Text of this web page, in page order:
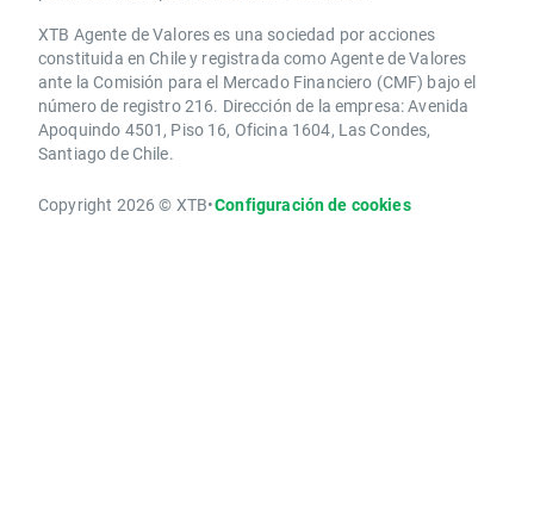
XTB Agente de Valores es una sociedad por acciones
constituida en Chile y registrada como Agente de Valores
ante la Comisión para el Mercado Financiero (CMF) bajo el
número de registro 216. Dirección de la empresa: Avenida
Apoquindo 4501, Piso 16, Oficina 1604, Las Condes,
Santiago de Chile.
Copyright 2026 © XTB•Configuración de cookies